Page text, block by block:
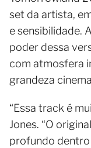
set da artista,
e sensibilidade.
poder dessa
com atmosfera
grandeza
“Essa track é
Jones. “O
profundo dentro